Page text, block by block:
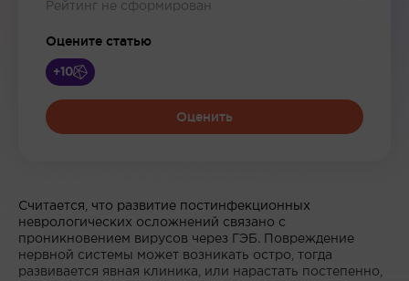
Рейтинг не сформирован
Оцените статью
+10
Оценить
Считается, что развитие постинфекционных
неврологических осложнений связано с
проникновением вирусов через ГЭБ. Повреждение
нервной системы может возникать остро, тогда
развивается явная клиника, или нарастать постепенно,